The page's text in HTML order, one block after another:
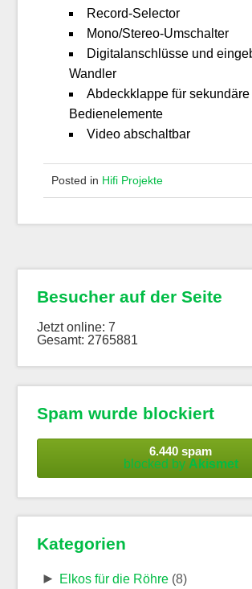
Record-Selector
Mono/Stereo-Umschalter
Digitalanschlüsse und
Wandler
Abdeckklappe für sekundäre
Bedienelemente
Video abschaltbar
Posted in Hifi Projekte
Besucher auf der Seite
Jetzt online: 7
Gesamt: 2765881
Spam wurde blockiert
6.440 spam
blocked by Akismet
Kategorien
► Elkos für die Röhre(8)